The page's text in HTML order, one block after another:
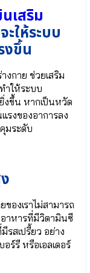
เสริม
ให้ระบบ
งขึ้น
งกาย ช่วยเสริม
ำให้ระบบ
ขึ้น หากเป็นหวัด
รงของอาการลง
มระดับ
องเราไม่สามารถ
อาหารที่มีวิตามินซี
รสเปรี้ยว อย่าง
ร์รี หรือเอลเดอร์